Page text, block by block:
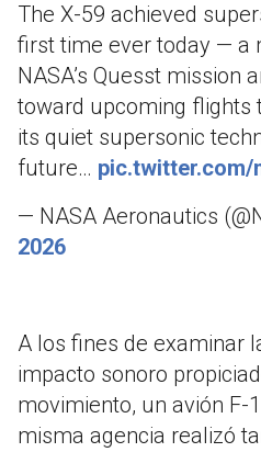
The X-59 achieved
first time ever today — a
NASA’s Quesst mission
toward upcoming flights
its quiet supersonic
future… pic.twitter.com/
— NASA Aeronautics
2026
A los fines de examinar
impacto sonoro
movimiento, un avión F-
misma agencia realizó